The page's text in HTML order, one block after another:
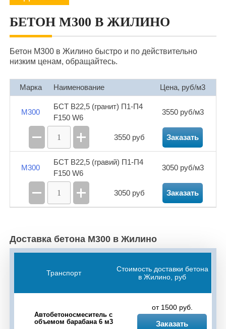
Алаторка Алексеевка Алкино
Архангельское Арово Аша Аэропорт
Булгаково Давлеканово Дёма
Дмитриевка Жилино Жуково Затон
Зинино Зубово Иглино Кармаскалы
Кляшево Красная Горка
Кушнаренково
Мокроусово Нагаево
Охлебинино Павловка Первомайский
Таптыково
Чекмагуш
Черкассы Чесноковка Чишмы Шакша
БЕТОН М300 В ЖИЛИНО
Бетон М300 в Жилино быстро и по действительно
низким ценам, обращайтесь.
Марка Наименование Цена, руб/м3
М300
БСТ В22,5 (гранит) П1-П4
F150 W6
3550 руб/м3
3550 руб Заказать
М300
БСТ В22,5 (гравий) П1-П4
F150 W6
3050 руб/м3
3050 руб Заказать
Доставка бетона М300 в Жилино
Транспорт
Стоимость доставки бетона
в Жилино, руб
Автобетоносмеситель с
объемом барабана 6 м3
от 1500 руб.
Заказать